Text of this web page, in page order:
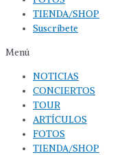
TIENDA/SHOP
Suscríbete
Menú
NOTICIAS
CONCIERTOS
TOUR
ARTÍCULOS
FOTOS
TIENDA/SHOP